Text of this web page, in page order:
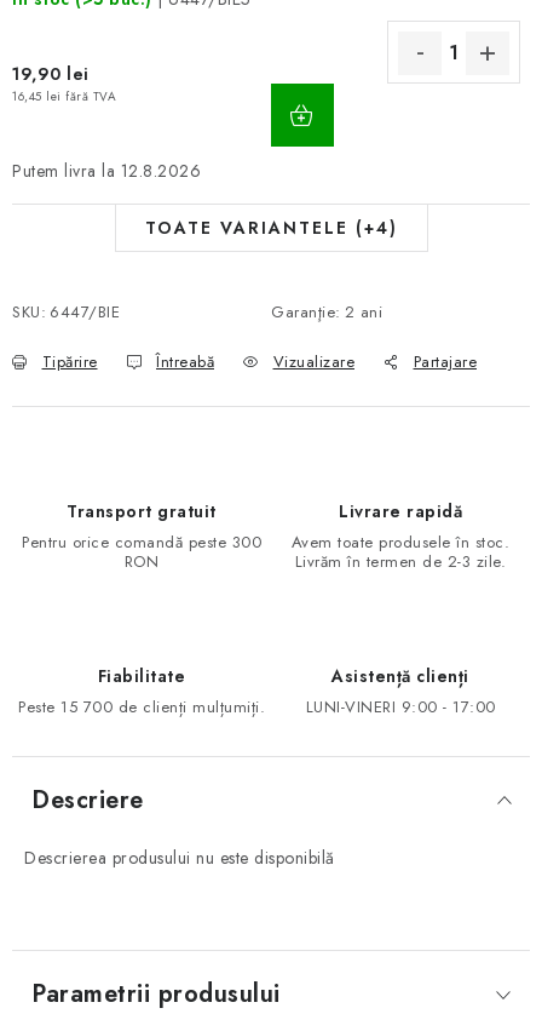
19,90 lei
16,45 lei fără TVA
COŞ
12.8.2026
TOATE VARIANTELE (+4)
SKU: 6447/BIE Garanţie: 2 ani
Tipărire Întreabă Vizualizare Partajare
Transport gratuit
Pentru orice comandă peste 300
RON
Livrare rapidă
Avem toate produsele în stoc.
Livrăm în termen de 2-3 zile.
Fiabilitate
Peste 15 700 de clienți mulțumiți.
Asistență clienți
LUNI-VINERI 9:00 - 17:00
Descriere
Descrierea produsului nu este disponibilă
Parametrii produsului